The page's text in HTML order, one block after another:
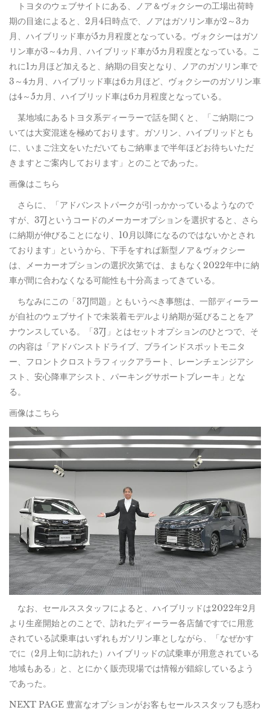
トヨタのウェブサイトにある、ノア＆ヴォクシーの工場出荷時
期の目途によると、2月4日時点で、ノアはガソリン車が2～3カ
月、ハイブリッド車が5カ月程度となっている。ヴォクシーはガソ
リン車が3～4カ月、ハイブリッド車が5カ月程度となっている。こ
れに1カ月ほど加えると、納期の目安となり、ノアのガソリン車で
3～4カ月、ハイブリッド車は6カ月ほど、ヴォクシーのガソリン車
は4～5カ月、ハイブリッド車は6カ月程度となっている。
某地域にあるトヨタ系ディーラーで話を聞くと、「ご納期につ
いては大変混迷を極めております。ガソリン、ハイブリッドとも
に、いまご注文をいただいてもご納車まで半年ほどお待ちいただ
きますとご案内しております」とのことであった。
画像はこちら
さらに、「アドバンストパークが引っかかっているようなので
すが、37Jというコードのメーカーオプションを選択すると、さら
に納期が伸びることになり、10月以降になるのではないかとされ
ております」というから、下手をすれば新型ノア＆ヴォクシー
は、メーカーオプションの選択次第では、まもなく2022年中に納
車が間に合わなくなる可能性も十分高まってきている。
ちなみにこの「37J問題」ともいうべき事態は、一部ディーラー
が自社のウェブサイトで未装着モデルより納期が延びることをア
ナウンスしている。「37J」とはセットオプションのひとつで、そ
の内容は「アドバンストドライブ、ブラインドスポットモニタ
ー、フロントクロストラフィックアラート、レーンチェンジアシ
スト、安心降車アシスト、パーキングサポートブレーキ」とな
る。
画像はこちら
なお、セールススタッフによると、ハイブリッドは2022年2月
より生産開始とのことで、訪れたディーラー各店舗ですでに用意
されている試乗車はいずれもガソリン車としながら、「なぜかす
でに（2月上旬に訪れた）ハイブリッドの試乗車が用意されている
地域もある」と、とにかく販売現場では情報が錯綜しているよう
であった。
NEXT PAGE 豊富なオプションがお客もセールススタッフも惑わ